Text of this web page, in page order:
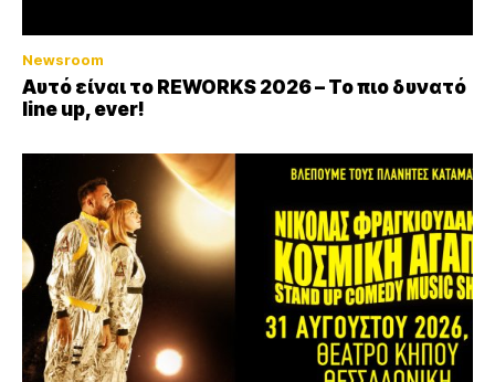
Newsroom
Αυτό είναι το REWORKS 2026 – Το πιο δυνατό
line up, ever!